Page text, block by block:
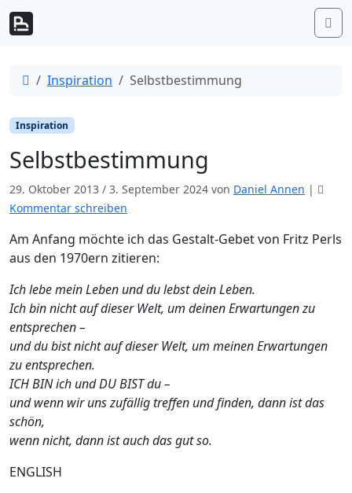
Weiter zum Inhalt
StartInspiration Selbstbestimmung
Inspiration
Selbstbestimmung
29. Oktober 2013 / 3. September 2024 von Daniel Annen |
Kommentar schreiben
Am Anfang möchte ich das Gestalt-Gebet von Fritz Perls
aus den 1970ern zitieren:
Ich lebe mein Leben und du lebst dein Leben.
Ich bin nicht auf dieser Welt, um deinen Erwartungen zu
entsprechen –
und du bist nicht auf dieser Welt, um meinen Erwartungen
zu entsprechen.
ICH BIN ich und DU BIST du –
und wenn wir uns zufällig treffen und finden, dann ist das
schön,
wenn nicht, dann ist auch das gut so.
ENGLISH